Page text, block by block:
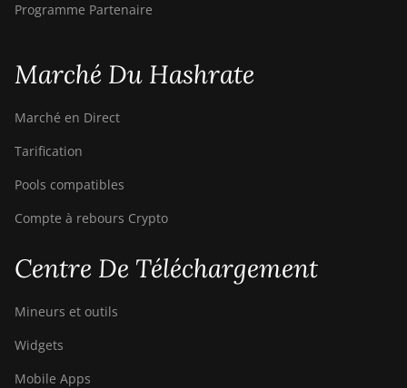
Programme Partenaire
Marché Du Hashrate
Marché en Direct
Tarification
Pools compatibles
Compte à rebours Crypto
Centre De Téléchargement
Mineurs et outils
Widgets
Mobile Apps